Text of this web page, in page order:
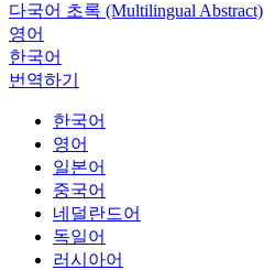
다국어 초록 (Multilingual Abstract)
영어
한국어
번역하기
한국어
영어
일본어
중국어
네덜란드어
독일어
러시아어